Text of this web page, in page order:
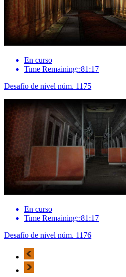
En curso
Time Remaining::81:17
Desafío de nivel núm. 1175
En curso
Time Remaining::81:17
Desafío de nivel núm. 1176